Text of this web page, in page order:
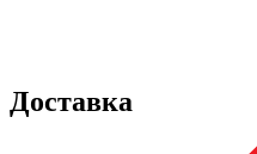
Доставка